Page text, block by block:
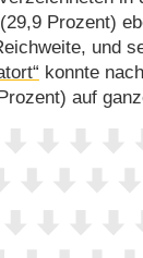
Prozent)
und
konnte
auf